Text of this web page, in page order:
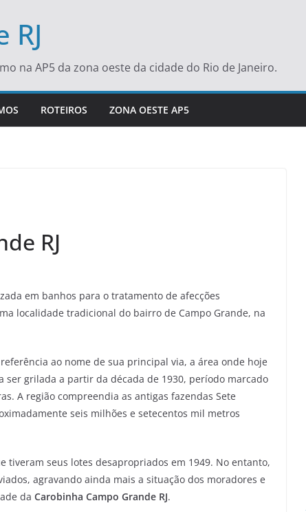
na AP5 da zona oeste da cidade do Rio de Janeiro.
ROTEIROS ZONA OESTE AP5
RJ
em banhos para o tratamento de afecções
localidade tradicional do bairro de Campo Grande, na
ao nome de sua principal via, a área onde hoje
ser grilada a partir da década de 1930, período marcado
A região compreendia as antigas fazendas Sete
seis milhões e setecentos mil metros
tiveram seus lotes desapropriados em 1949. No entanto,
agravando ainda mais a situação dos moradores e
da Carobinha Campo Grande RJ.